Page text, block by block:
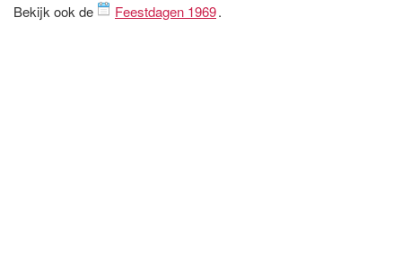
Bekijk ook de Feestdagen 1969.